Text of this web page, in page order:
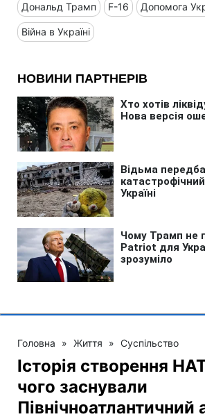
Дональд Трамп F-16 Допомога
Війна в Україні
Головна » Життя » Суспільство
Історія створення
чого заснували
Північноатлантичний